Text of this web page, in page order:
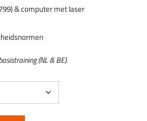
& computer met laser
(NL & BE).